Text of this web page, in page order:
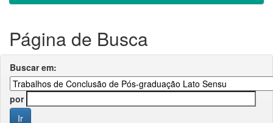
Página de Busca
Buscar em:
por